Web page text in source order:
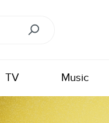
TV Music